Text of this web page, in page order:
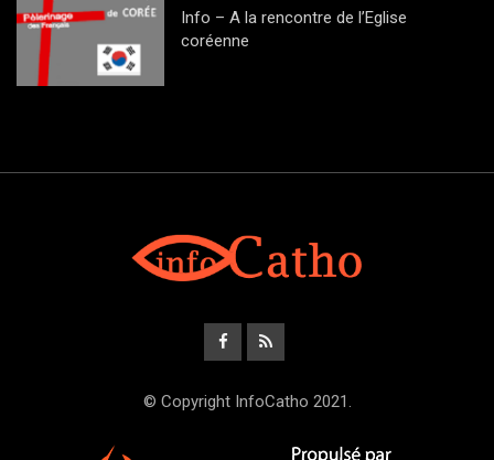
Info – A la rencontre de l’Eglise
coréenne
© Copyright InfoCatho 2021.